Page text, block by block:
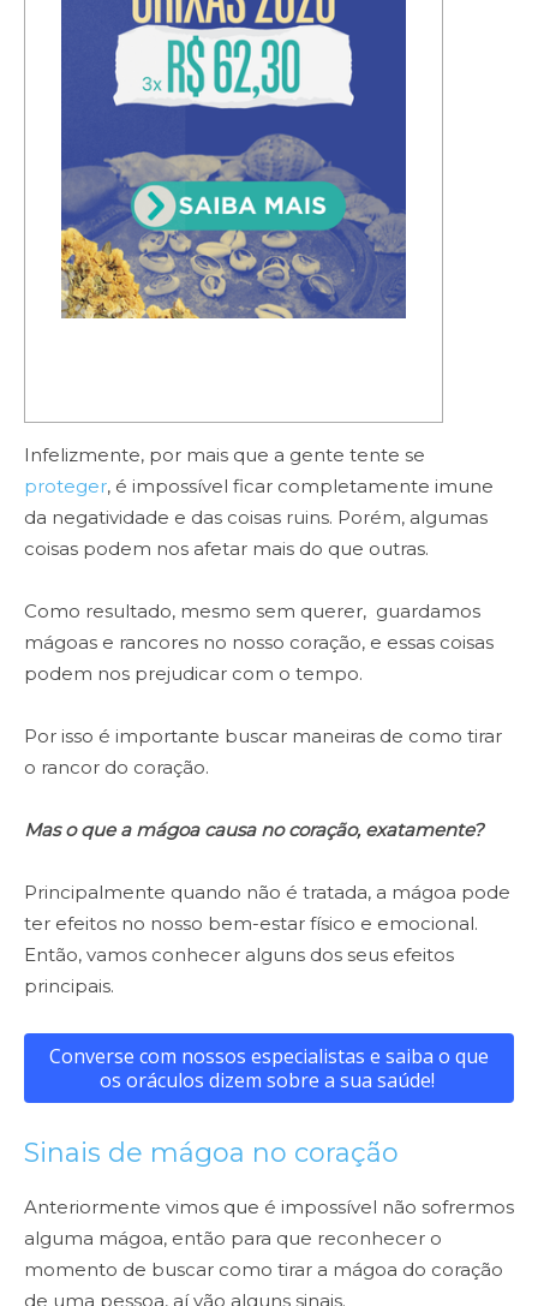
Infelizmente, por mais que a gente tente se
proteger, é impossível ficar completamente imune
da negatividade e das coisas ruins. Porém, algumas
coisas podem nos afetar mais do que outras.
Como resultado, mesmo sem querer, guardamos
mágoas e rancores no nosso coração, e essas coisas
podem nos prejudicar com o tempo.
Por isso é importante buscar maneiras de como tirar
o rancor do coração.
Mas o que a mágoa causa no coração, exatamente?
Principalmente quando não é tratada, a mágoa pode
ter efeitos no nosso bem-estar físico e emocional.
Então, vamos conhecer alguns dos seus efeitos
principais.
Converse com nossos especialistas e saiba o que
os oráculos dizem sobre a sua saúde!
Sinais de mágoa no coração
Anteriormente vimos que é impossível não sofrermos
alguma mágoa, então para que reconhecer o
momento de buscar como tirar a mágoa do coração
de uma pessoa, aí vão alguns sinais.